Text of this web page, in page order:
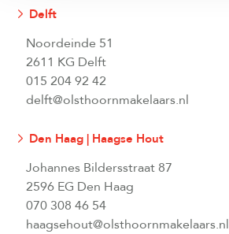
Delft
Noordeinde 51
2611 KG Delft
015 204 92 42
delft@olsthoornmakelaars.nl
Den Haag | Haagse Hout
Johannes Bildersstraat 87
2596 EG Den Haag
070 308 46 54
haagsehout@olsthoornmakelaars.nl